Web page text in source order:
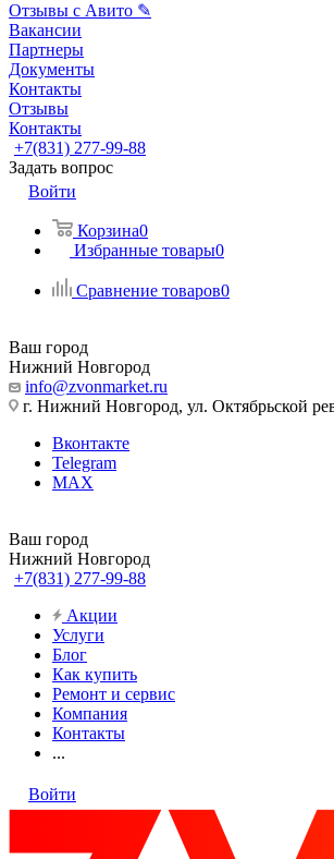
Отзывы с Авито ✎
Вакансии
Партнеры
Документы
Контакты
Отзывы
Контакты
+7(831) 277-99-88
Задать вопрос
Войти
Корзина0
Избранные товары0
Сравнение товаров0
Ваш город
Нижний Новгород
info@zvonmarket.ru
г. Нижний Новгород, ул. Октябрьской
Вконтакте
Telegram
MAX
Ваш город
Нижний Новгород
+7(831) 277-99-88
Акции
Услуги
Блог
Как купить
Ремонт и сервис
Компания
Контакты
...
Войти